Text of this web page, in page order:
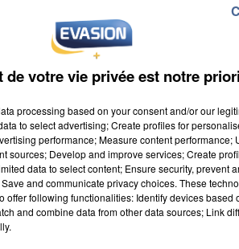
de votre vie privée est notre
processing based on your consent and/or our
to select advertising; Create profiles for
performance; Measure content performance;
sources; Develop and improve services; Create
data to select content; Ensure security, prevent
and communicate privacy choices. These
offer following functionalities: Identify devices based
and combine data from other data sources; Link